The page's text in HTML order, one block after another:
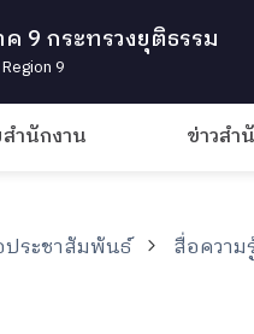
9 กระทรวงยุติธรรม
9
ำนักงาน ข่าวสำ
ระชาสัมพันธ์ สื่อความ